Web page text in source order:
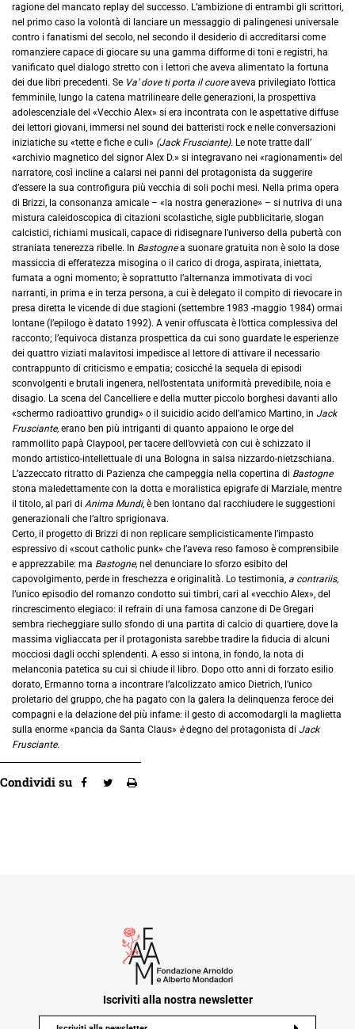
ragione del mancato replay del successo. L’ambizione di entrambi gli scrittori,
nel primo caso la volontà di lanciare un messaggio di palingenesi universale
contro i fanatismi del secolo, nel secondo il desiderio di accreditarsi come
romanziere capace di giocare su una gamma difforme di toni e registri, ha
vanificato quel dialogo stretto con i lettori che aveva alimentato la fortuna
dei due libri precedenti. Se Va’ dove ti porta il cuoreaveva privilegiato l’ottica
femminile, lungo la catena matrilineare delle generazioni, la prospettiva
adolescenziale del «Vecchio Alex» si era incontrata con le aspettative diffuse
dei lettori giovani, immersi nel sound dei batteristi rock e nelle conversazioni
iniziatiche su «tette e fiche e culi» (Jack Frusciante). Le note tratte dall’
«archivio magnetico del signor Alex D.» si integravano nei «ragionamenti» del
narratore, così incline a calarsi nei panni del protagonista da suggerire
d’essere la sua controfigura più vecchia di soli pochi mesi. Nella prima opera
di Brizzi, la consonanza amicale – «la nostra generazione» – si nutriva di una
mistura caleidoscopica di citazioni scolastiche, sigle pubblicitarie, slogan
calcistici, richiami musicali, capace di ridisegnare l’universo della pubertà con
straniata tenerezza ribelle. In Bastognea suonare gratuita non è solo la dose
massiccia di efferatezza misogina o il carico di droga, aspirata, iniettata,
fumata a ogni momento; è soprattutto l’alternanza immotivata di voci
narranti, in prima e in terza persona, a cui è delegato il compito di rievocare in
presa diretta le vicende di due stagioni (settembre 1983 -maggio 1984) ormai
lontane (l’epilogo è datato 1992). A venir offuscata è l’ottica complessiva del
racconto; l’equivoca distanza prospettica da cui sono guardate le esperienze
dei quattro viziati malavitosi impedisce al lettore di attivare il necessario
contrappunto di criticismo e empatia; cosicché la sequela di episodi
sconvolgenti e brutali ingenera, nell’ostentata uniformità prevedibile, noia e
disagio. La scena del Cancelliere e della mutter piccolo borghesi davanti allo
«schermo radioattivo grundig» o il suicidio acido dell’amico Martino, in Jack
Frusciante, erano ben più intriganti di quanto appaiono le orge del
rammollito papà Claypool, per tacere dell’ovvietà con cui è schizzato il
mondo artistico-intellettuale di una Bologna in salsa nizzardo-nietzschiana.
L’azzeccato ritratto di Pazienza che campeggia nella copertina di Bastogne
stona maledettamente con la dotta e moralistica epigrafe di Marziale, mentre
il titolo, al pari di Anima Mundi, è ben lontano dal racchiudere le suggestioni
generazionali che l’altro sprigionava.
Certo, il progetto di Brizzi di non replicare semplicisticamente l’impasto
espressivo di «scout catholic punk» che l’aveva reso famoso è comprensibile
e apprezzabile: ma Bastogne, nel denunciare lo sforzo esibito del
capovolgimento, perde in freschezza e originalità. Lo testimonia, a contrariis,
l’unico episodio del romanzo condotto sui timbri, cari al «vecchio Alex», del
rincrescimento elegiaco: il refrain di una famosa canzone di De Gregari
sembra riecheggiare sullo sfondo di una partita di calcio di quartiere, dove la
massima vigliaccata per il protagonista sarebbe tradire la fiducia di alcuni
mocciosi dagli occhi splendenti. A esso si intona, in fondo, la nota di
melanconia patetica su cui si chiude il libro. Dopo otto anni di forzato esilio
dorato, Ermanno torna a incontrare l’alcolizzato amico Dietrich, l’unico
proletario del gruppo, che ha pagato con la galera la delinquenza feroce dei
compagni e la delazione del più infame: il gesto di accomodargli la maglietta
sulla enorme «pancia da Santa Claus» èdegno del protagonista di Jack
Frusciante.
Condividi su
Iscriviti alla nostra newsletter